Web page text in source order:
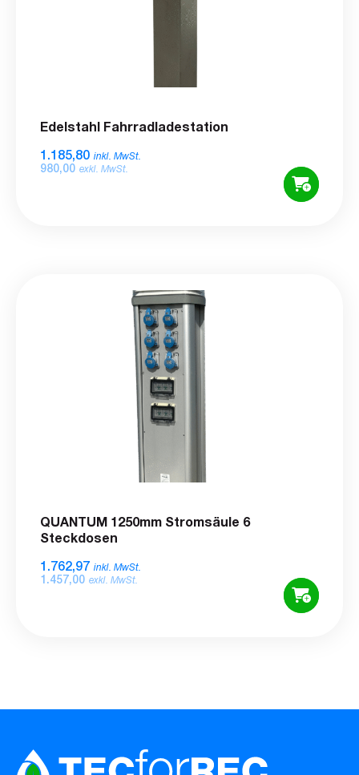
Edelstahl Fahrradladestation
1.185,80 inkl. MwSt.
980,00 exkl. MwSt.
QUANTUM 1250mm Stromsäule 6
Steckdosen
1.762,97 inkl. MwSt.
1.457,00 exkl. MwSt.